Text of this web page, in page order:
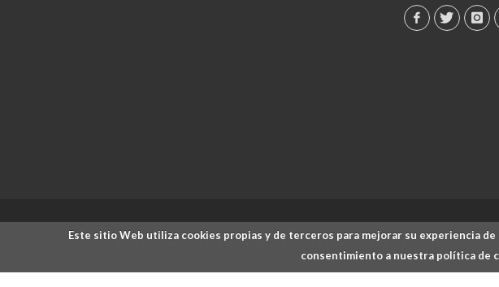
Copyrights © Academia Europea de Dirección y Economía de la Empresa.
Este sitio Web utiliza cookies propias y de terceros para mejorar su experiencia
consentimiento a nuestra política de